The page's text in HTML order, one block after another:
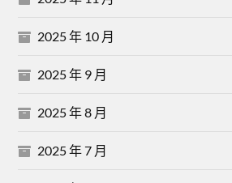
2025 年 10 月
2025 年 9 月
2025 年 8 月
2025 年 7 月